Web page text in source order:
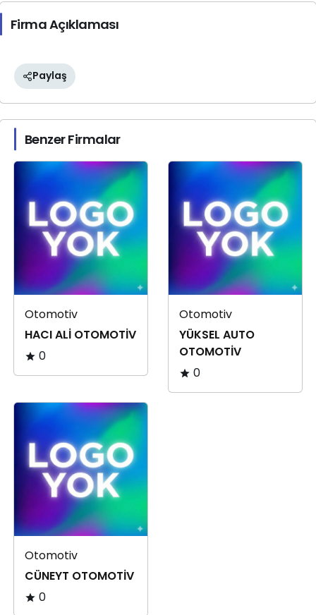
Firma Açıklaması
Paylaş
Benzer Firmalar
Otomotiv
HACI ALİ OTOMOTİV
0
Otomotiv
YÜKSEL AUTO
OTOMOTİV
0
Otomotiv
CÜNEYT OTOMOTİV
0